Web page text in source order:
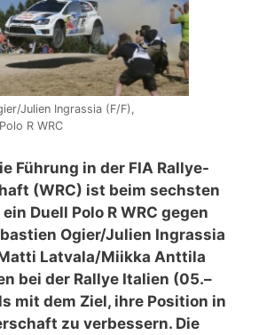
Julien Ingrassia (F/F),
R WRC
Führung in der FIA Rallye-
(WRC) ist beim sechsten
Duell Polo R WRC gegen
Ogier/Julien Ingrassia
Latvala/Miikka Anttila
bei der Rallye Italien (05.–
mit dem Ziel, ihre Position in
zu verbessern. Die